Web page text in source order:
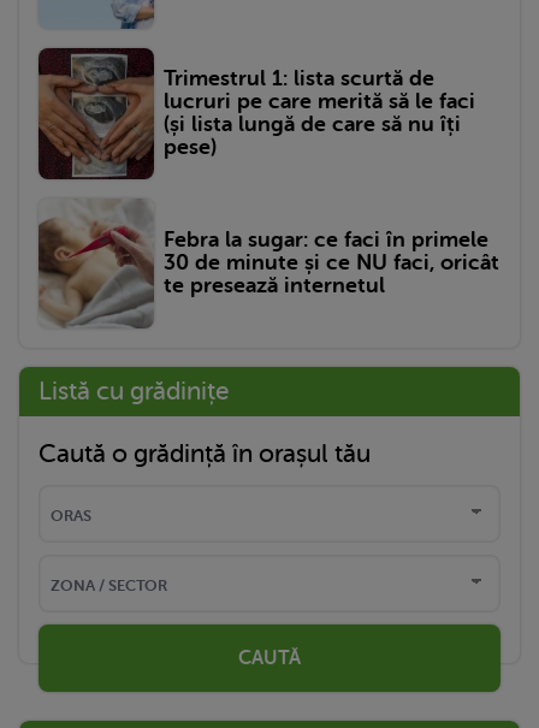
Trimestrul 1: lista scurtă de
lucruri pe care merită să le faci
(și lista lungă de care să nu îți
pese)
Febra la sugar: ce faci în primele
30 de minute și ce NU faci, oricât
te presează internetul
Listă cu grădinițe
Caută o grădință în orașul tău
CAUTĂ